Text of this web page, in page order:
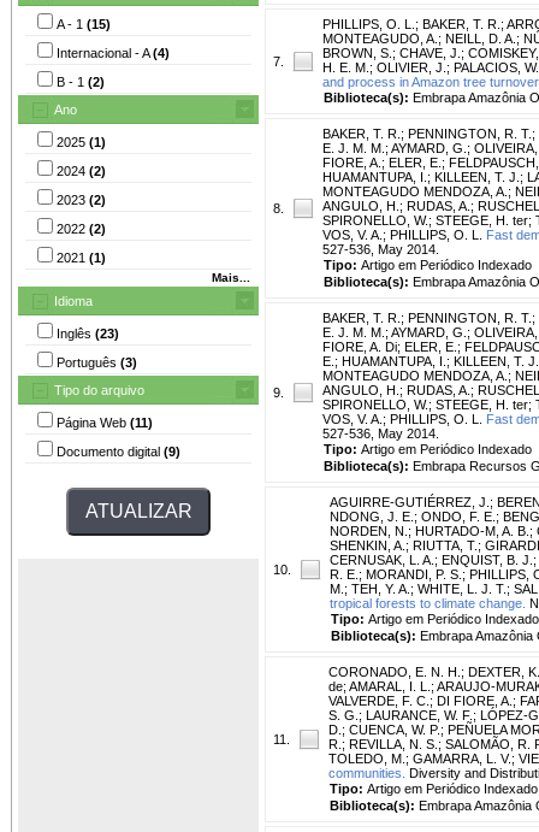
A - 1 (15)
Internacional - A(4)
B - 1 (2)
Ano
2025 (1)
2024 (2)
2023 (2)
2022 (2)
2021 (1)
Mais...
Idioma
Inglês (23)
Português (3)
Tipo do arquivo
Página Web (11)
Documento digital (9)
7.
PHILLIPS, O. L. ; BAKER, T. R. ;
MONTEAGUDO, A. ; NEILL, D. A. ;
BROWN, S. ; CHAVE, J. ;
H. E. M. ; OLIVIER, J. ; PALACIOS, W.
and process in Amazon tree
Biblioteca(s): Embrapa Amazônia
8.
BAKER, T. R. ; PENNINGTON, R. T. ;
E. J. M. M. ; AYMARD, G. ; OLIVEIRA,
FIORE, A. ; ELER, E. ;
HUAMANTUPA, I. ; KILLEEN, T. J. ;
MONTEAGUDO MENDOZA, A. ;
ANGULO, H. ; RUDAS, A. ;
SPIRONELLO, W.; STEEGE, H. ter;
VOS, V. A. ; PHILLIPS, O. L.
Fast
527-536, May 2014.
Tipo: Artigo em Periódico Indexado
Biblioteca(s): Embrapa Amazônia
9.
BAKER, T. R. ; PENNINGTON, R. T. ;
E. J. M. M. ; AYMARD, G. ; OLIVEIRA,
FIORE, A. Di; ELER, E. ;
E. ; HUAMANTUPA, I. ; KILLEEN, T. J.
MONTEAGUDO MENDOZA, A. ;
ANGULO, H. ; RUDAS, A. ;
SPIRONELLO, W.; STEEGE, H. ter;
VOS, V. A. ; PHILLIPS, O. L.
Fast
527-536, May 2014.
Tipo: Artigo em Periódico Indexado
Biblioteca(s): Embrapa Recursos
10.
AGUIRRE‐GUTIÉRREZ, J. ;
NDONG, J. E. ; ONDO, F. E. ;
NORDEN, N. ; HURTADO-M, A. B. ;
SHENKIN, A. ; RIUTTA, T. ;
CERNUSAK, L. A. ; ENQUIST, B. J. ;
R. E. ; MORANDI, P. S. ; PHILLIPS,
M. ; TEH, Y. A. ; WHITE, L. J. T. ;
tropical forests to climate change.
Tipo: Artigo em Periódico Indexado
Biblioteca(s): Embrapa Amazônia
11.
CORONADO, E. N. H. ; DEXTER,
de; AMARAL, I. L. ; ARAUJO-
VALVERDE, F. C. ; DI FIORE, A. ;
S. G. ; LAURANCE, W. F. ; LÓPEZ-
D. ; CUENCA, W. P. ; PEÑUELA
R. ; REVILLA, N. S. ; SALOMÃO, R.
TOLEDO, M. ; GAMARRA, L. V.;
communities. Diversity and
Tipo: Artigo em Periódico Indexado
Biblioteca(s): Embrapa Amazônia